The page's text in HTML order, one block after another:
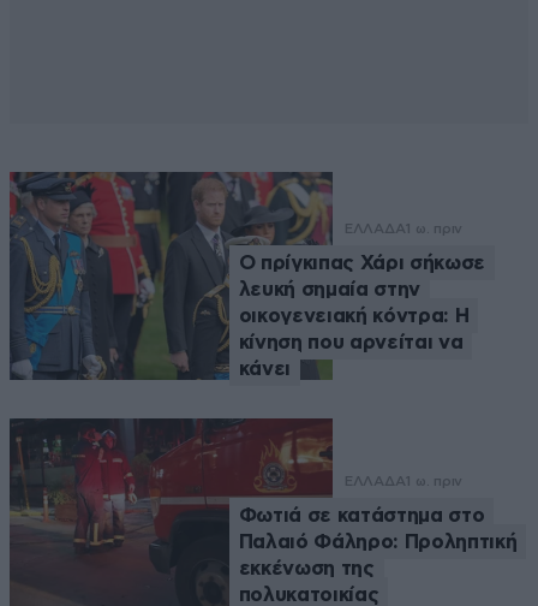
ΕΛΛΑΔΑ 1 ω. πριν
Ο πρίγκιπας Χάρι σήκωσε
λευκή σημαία στην
οικογενειακή κόντρα: Η
κίνηση που αρνείται να
κάνει
ΕΛΛΑΔΑ 1 ω. πριν
Φωτιά σε κατάστημα στο
Παλαιό Φάληρο: Προληπτική
εκκένωση της
πολυκατοικίας